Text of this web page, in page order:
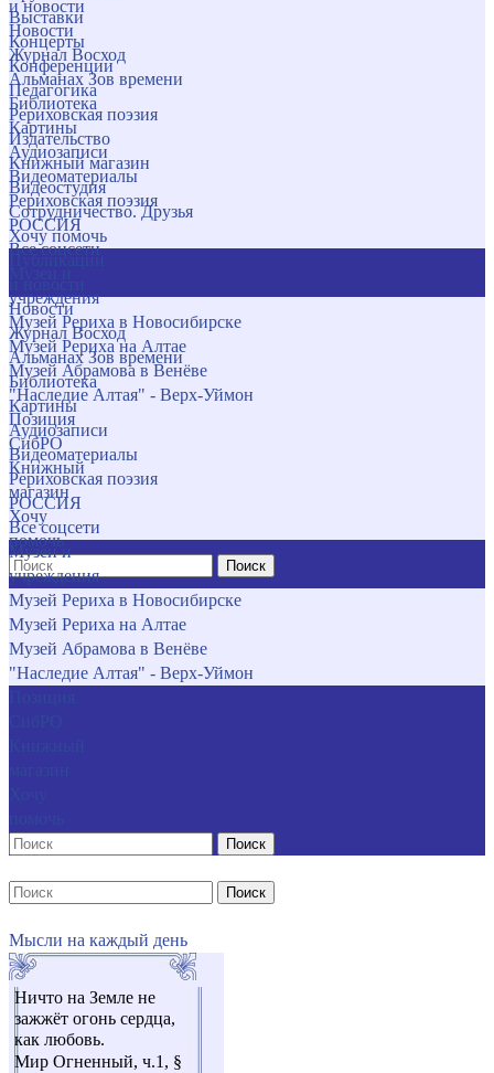
и новости
Новости
Журнал Восход
Альманах Зов времени
Библиотека
Картины
Аудиозаписи
Видеоматериалы
Рериховская поэзия
РОССИЯ
Все соцсети
учреждения
Музей Рериха в Новосибирске
Музей Рериха на Алтае
Музей Абрамова в Венёве
"Наследие Алтая" - Верх-Уймон
Позиция
СибРО
Книжный
магазин
Хочу
помочь
Поиск
Выставки
Концерты
Конференции
Педагогика
Рериховская поэзия
Издательство
Книжный магазин
Видеостудия
Сотрудничество. Друзья
Хочу помочь
Новости
Журнал Восход
Альманах Зов времени
Библиотека
Картины
Аудиозаписи
Видеоматериалы
Рериховская поэзия
РОССИЯ
Все соцсети
Музеи и
учреждения
Музей Рериха в Новосибирске
Музей Рериха на Алтае
Музей Абрамова в Венёве
"Наследие Алтая" - Верх-Уймон
Поиск
Поиск
Мысли на каждый день
Ничто на Земле не
зажжёт огонь сердца,
как любовь.
Мир Огненный, ч.1, §